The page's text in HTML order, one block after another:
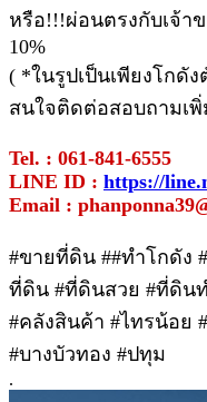
หรือ!!!ผ่อนตรงกับเจ้า
10%
( *ในรูปเป็นเพียงโกดั
สนใจติดต่อสอบถามเ
Tel. : 061-841-6555
LINE ID : https://
Email :
#ขายที่ดิน ##ทําโกดัง
ที่ดิน #ที่ดินสวย #ที่ดินท
#คลังสินค้า #ไทรน้อย
#บางบัวทอง #ปทุม
.